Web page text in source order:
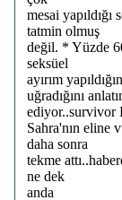
mesai yapıldığı
tatmin olmuş
değil. * Yüzde
seksüel
ayırım
uğradığını
ediyor..survivor
Sahra'nın eline
daha sonra
tekme
ne dek
anda